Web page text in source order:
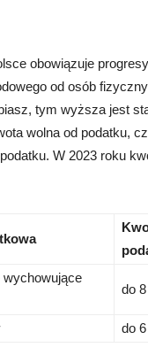
obowiązuje
od osób
tym wyższa jest
wolna od podatku,
W 2023 roku
do 8
do 6